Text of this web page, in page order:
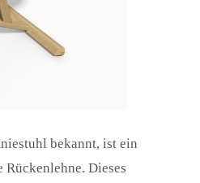
bekannt, ist ein
Dieses